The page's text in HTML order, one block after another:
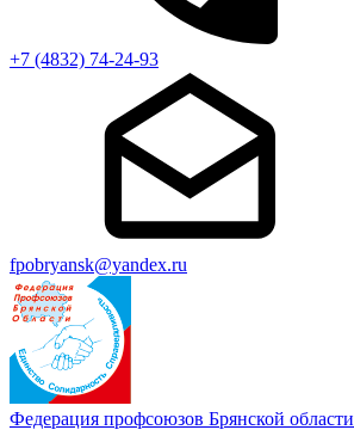
+7 (4832) 74-24-93
fpobryansk@yandex.ru
Федерация профсоюзов Брянской области